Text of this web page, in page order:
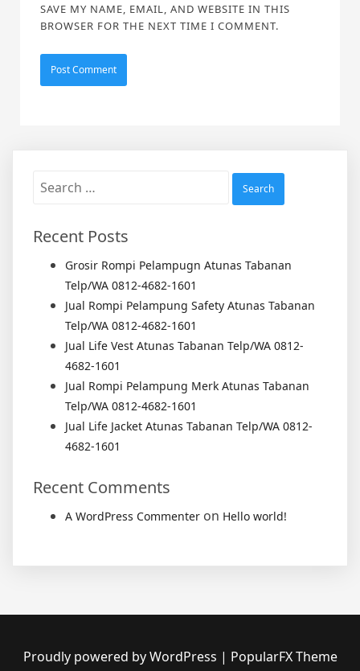
SAVE MY NAME, EMAIL, AND WEBSITE IN THIS
BROWSER FOR THE NEXT TIME I COMMENT.
Search
Recent Posts
Grosir Rompi Pelampugn Atunas Tabanan
Telp/WA 0812-4682-1601
Jual Rompi Pelampung Safety Atunas Tabanan
Telp/WA 0812-4682-1601
Jual Life Vest Atunas Tabanan Telp/WA 0812-
4682-1601
Jual Rompi Pelampung Merk Atunas Tabanan
Telp/WA 0812-4682-1601
Jual Life Jacket Atunas Tabanan Telp/WA 0812-
4682-1601
Recent Comments
A WordPress Commenter on Hello world!
Proudly powered by WordPress | PopularFX Theme